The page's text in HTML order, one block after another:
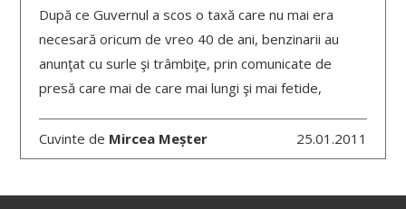
După ce Guvernul a scos o taxă care nu mai era
necesară oricum de vreo 40 de ani, benzinarii au
anunţat cu surle şi trâmbiţe, prin comunicate de
presă care mai de care mai lungi şi mai fetide,
Cuvinte de Mircea Meșter 25.01.2011